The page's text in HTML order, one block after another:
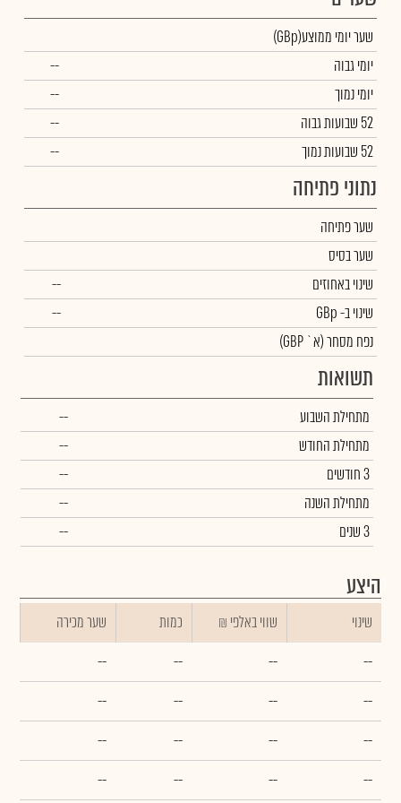
שער יומי ממוצע(GBp)
יומי גבוה
--
יומי נמוך
--
52 שבועות גבוה
--
52 שבועות נמוך
--
נתוני פתיחה
שער פתיחה
שער בסיס
שינוי באחוזים
--
שינויב- GBp
--
נפח מסחר(א` GBP)
תשואות
מתחילת השבוע
--
מתחילת החודש
--
3 חודשים
--
מתחילת השנה
--
3 שנים
--
היצע
שינוי ₪ שווי באלפי כמות
שער מכירה
--
--
--
--
--
--
--
--
--
--
--
--
--
--
--
--